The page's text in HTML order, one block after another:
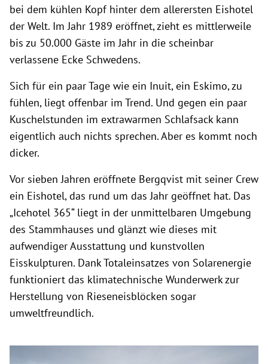
bei dem kühlen Kopf hinter dem allerersten Eishotel
der Welt. Im Jahr 1989 eröffnet, zieht es mittlerweile
bis zu 50.000 Gäste im Jahr in die scheinbar
verlassene Ecke Schwedens.
Sich für ein paar Tage wie ein Inuit, ein Eskimo, zu
fühlen, liegt offenbar im Trend. Und gegen ein paar
Kuschelstunden im extrawarmen Schlafsack kann
eigentlich auch nichts sprechen. Aber es kommt noch
dicker.
Vor sieben Jahren eröffnete Bergqvist mit seiner Crew
ein Eishotel, das rund um das Jahr geöffnet hat. Das
„Icehotel 365“ liegt in der unmittelbaren Umgebung
des Stammhauses und glänzt wie dieses mit
aufwendiger Ausstattung und kunstvollen
Eisskulpturen. Dank Totaleinsatzes von Solarenergie
funktioniert das klimatechnische Wunderwerk zur
Herstellung von Rieseneisblöcken sogar
umweltfreundlich.